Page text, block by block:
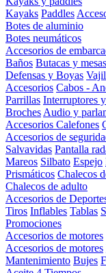
Kayaks Paddles
Botes de aluminio
Botes neumáticos
Accesorios de
Baños Butacas y mesas
Defensas y Boyas
Accesorios Cabos -
Parrillas Interruptores
Broches Audio y
Accesorios Calefones
Accesorios de
Salvavidas Pantalla
Mareos Silbato Espejo
Prismáticos Chalecos
Chalecos de adulto
Accesorios de
Tiros Inflables Tablas
Promociones
Accesorios de motores
Accesorios de motores
Mantenimiento Bujes